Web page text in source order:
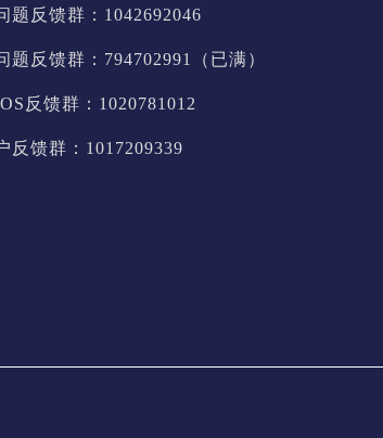
题反馈群：1042692046
题反馈群：794702991（已满）
反馈群：1020781012
反馈群：1017209339